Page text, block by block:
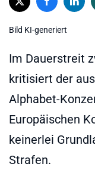
Bild KI-generiert
Im Dauerstreit
kritisiert der
Alphabet-
Europäischen
keinerlei
Strafen.